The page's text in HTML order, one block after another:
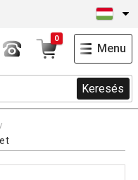
Keresés
0
Menu